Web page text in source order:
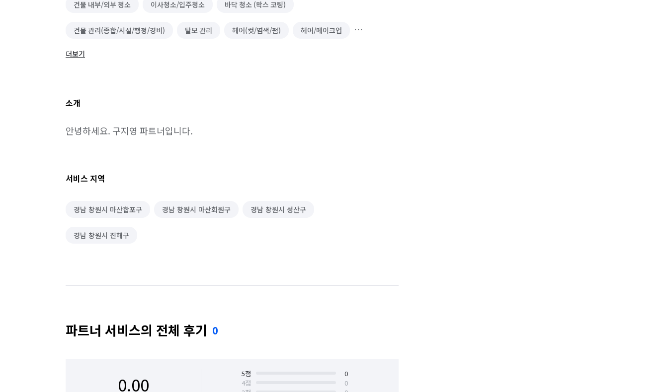
건물 내부/외부 청소 이사청소/입주청소 바닥 청소 (왁스 코팅)
건물 관리(종합/시설/행정/경비) 탈모 관리 헤어(컷/염색/펌) 헤어/메이크업
두피/모발 관리
더보기
소개
안녕하세요. 구지영 파트너입니다.
서비스 지역
경남 창원시 마산합포구 경남 창원시 마산회원구 경남 창원시 성산구
경남 창원시 진해구
파트너 서비스의 전체 후기 0
0.00 5점
0
4점
0